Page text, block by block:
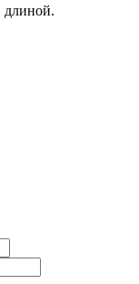
длиной.